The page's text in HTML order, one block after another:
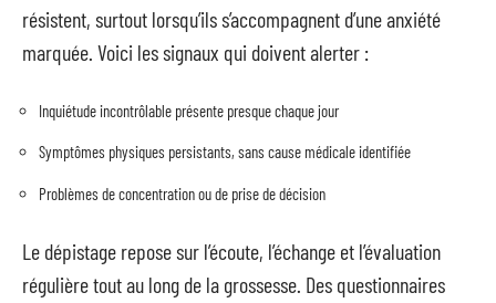
résistent, surtout lorsqu’ils s’accompagnent d’une anxiété
marquée. Voici les signaux qui doivent alerter :
Inquiétude incontrôlable présente presque chaque jour
Symptômes physiques persistants, sans cause médicale identifiée
Problèmes de concentration ou de prise de décision
Le dépistage repose sur l’écoute, l’échange et l’évaluation
régulière tout au long de la grossesse. Des questionnaires